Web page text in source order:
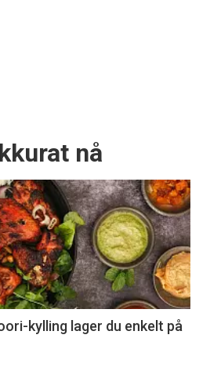
nå
kylling lager du enkelt på